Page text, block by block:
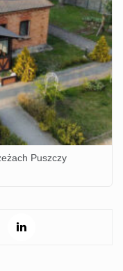
Puszczy